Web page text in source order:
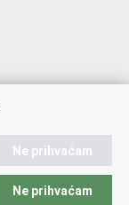
Ne prihvaćam
Ne prihvaćam